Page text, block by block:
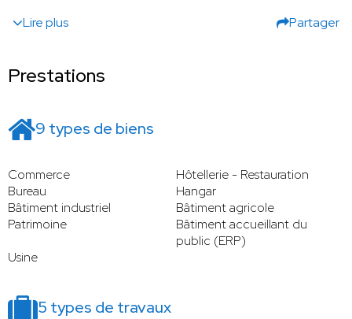
Lire plus
Partager
Prestations
9 types de biens
Commerce
Hôtellerie - Restauration
Bureau
Hangar
Bâtiment industriel
Bâtiment agricole
Patrimoine
Bâtiment accueillant du
public (ERP)
Usine
5 types de travaux